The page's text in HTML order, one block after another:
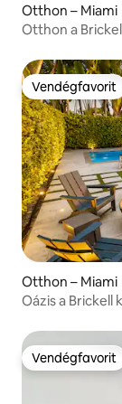
Otthon – Miami
Otthon a
Vendégfavorit
Vendégfavorit
Otthon – Miami
Oázis a Brickell
Vendégfavorit
Vendégfavorit